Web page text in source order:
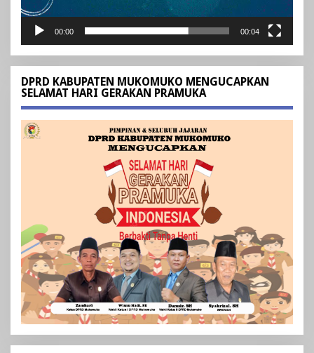
00:00 00:04
DPRD KABUPATEN MUKOMUKO MENGUCAPKAN
SELAMAT HARI GERAKAN PRAMUKA